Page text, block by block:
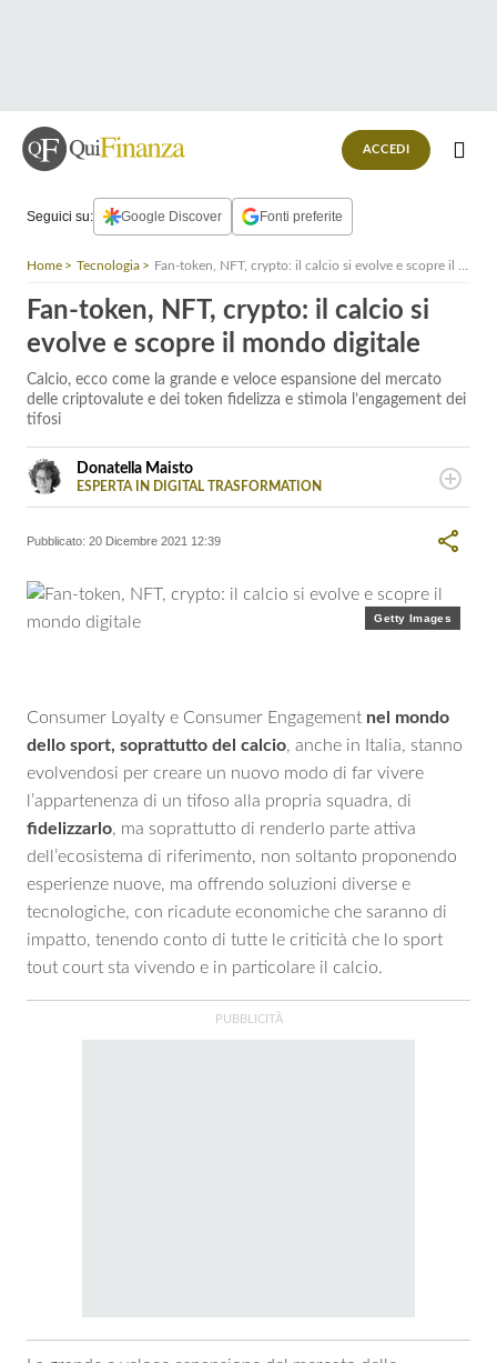
ACCEDI
Seguici su: Google Discover Fonti preferite
Home Tecnologia Fan-token, NFT, crypto: il calcio si evolve e scopre il mondo digitale
Fan-token, NFT, crypto: il calcio si
evolve e scopre il mondo digitale
Calcio, ecco come la grande e veloce espansione del mercato
delle criptovalute e dei token fidelizza e stimola l’engagement dei
tifosi
Donatella Maisto
ESPERTA IN DIGITAL TRASFORMATION
Dopo 20 anni nel legal e hr, si occupa di informazione,
tecnologie emergenti e standard internazionali per la
Commercio italiana per la Svizzera. MIT Alumni.
Pubblicato: 20 Dicembre 2021 12:39
Getty Images
Consumer Loyalty e Consumer Engagement nel mondo
dello sport, soprattutto del calcio, anche in Italia, stanno
evolvendosi per creare un nuovo modo di far vivere
l’appartenenza di un tifoso alla propria squadra, di
fidelizzarlo, ma soprattutto di renderlo parte attiva
dell’ecosistema di riferimento, non soltanto proponendo
esperienze nuove, ma offrendo soluzioni diverse e
tecnologiche, con ricadute economiche che saranno di
impatto, tenendo conto di tutte le criticità che lo sport
tout court sta vivendo e in particolare il calcio.